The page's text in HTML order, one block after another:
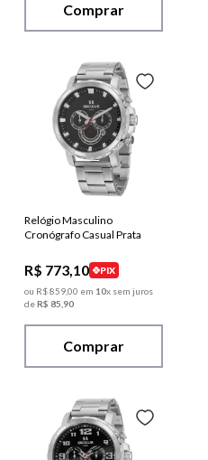
Comprar
Relógio Masculino
Cronógrafo Casual Prata
R$ 773,10
PIX
ou R$85900 em 10x sem juros
deR$ 85 90
Comprar